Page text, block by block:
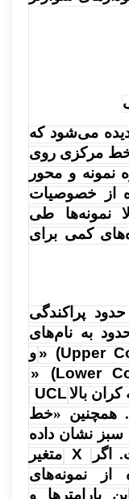
دیده می‌شود که
خط مرکزی روی
و محور
از خصوصیات
نمونه‌ها طی
کمی برای
پراکندگی
به نام‌های
» (Upperو
» (Lower
بالاUCL‌
همچنین «خط
سبز نشان داده
اگر
X متغیر
نمونه‌های
پارامترها و